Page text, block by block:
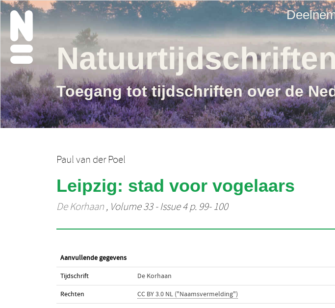
Natuurtijdschriften
Toegang tot tijdschriften over de
Paul van der Poel
Leipzig: stad voor vogelaars
De Korhaan, Volume 33 - Issue 4 p. 99- 100
Aanvullende gegevens
Tijdschrift De Korhaan
Rechten CC BY 3.0 NL ("Naamsvermelding")